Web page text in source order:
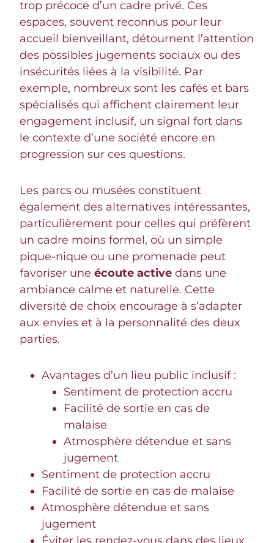
trop précoce d’un cadre privé. Ces
espaces, souvent reconnus pour leur
accueil bienveillant, détournent l’attention
des possibles jugements sociaux ou des
insécurités liées à la visibilité. Par
exemple, nombreux sont les cafés et bars
spécialisés qui affichent clairement leur
engagement inclusif, un signal fort dans
le contexte d’une société encore en
progression sur ces questions.
Les parcs ou musées constituent
également des alternatives intéressantes,
particulièrement pour celles qui préfèrent
un cadre moins formel, où un simple
pique-nique ou une promenade peut
favoriser une écoute active dans une
ambiance calme et naturelle. Cette
diversité de choix encourage à s’adapter
aux envies et à la personnalité des deux
parties.
Avantages d’un lieu public inclusif :
Sentiment de protection accru
Facilité de sortie en cas de
malaise
Atmosphère détendue et sans
jugement
Sentiment de protection accru
Facilité de sortie en cas de malaise
Atmosphère détendue et sans
jugement